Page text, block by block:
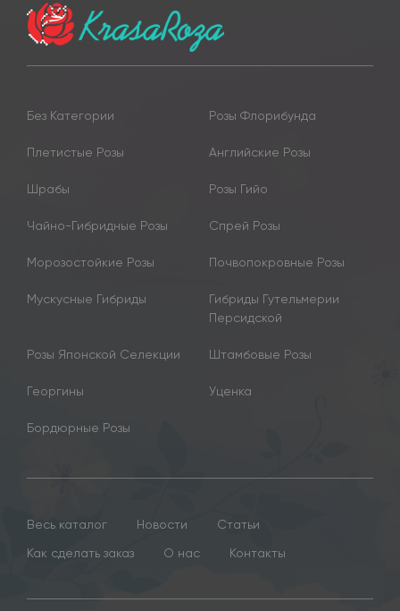
Без Категории Розы Флорибунда
Плетистые Розы Английские Розы
Шрабы Розы Гийо
Чайно-Гибридные Розы Спрей Розы
Морозостойкие Розы Почвопокровные Розы
Мускусные Гибриды
Гибриды Гутельмерии
Персидской
Розы Японской Селекции Штамбовые Розы
Георгины Уценка
Бордюрные Розы
Весь каталог Новости
Статьи
Как сделать заказ
О нас Контакты